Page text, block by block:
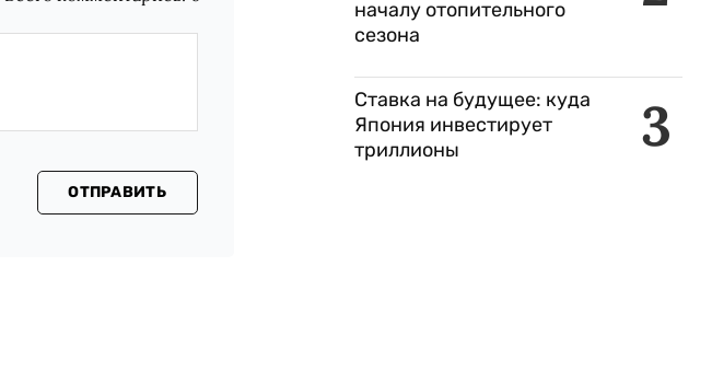
ОТПРАВИТЬ
началу отопительного
сезона
3
Ставка на будущее: куда
Япония инвестирует
триллионы